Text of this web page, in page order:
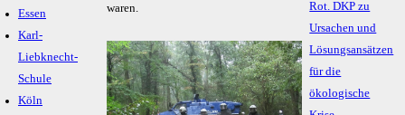
Essen
Karl-
Liebknecht-
Schule
Köln
waren.